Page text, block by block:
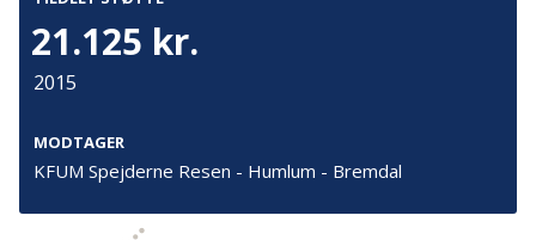
21.125 kr.
2015
MODTAGER
KFUM Spejderne Resen - Humlum - Bremdal
Tilmeld nyhedsbrev
aktiviteter direkte i din indbakke.
Tilmeld